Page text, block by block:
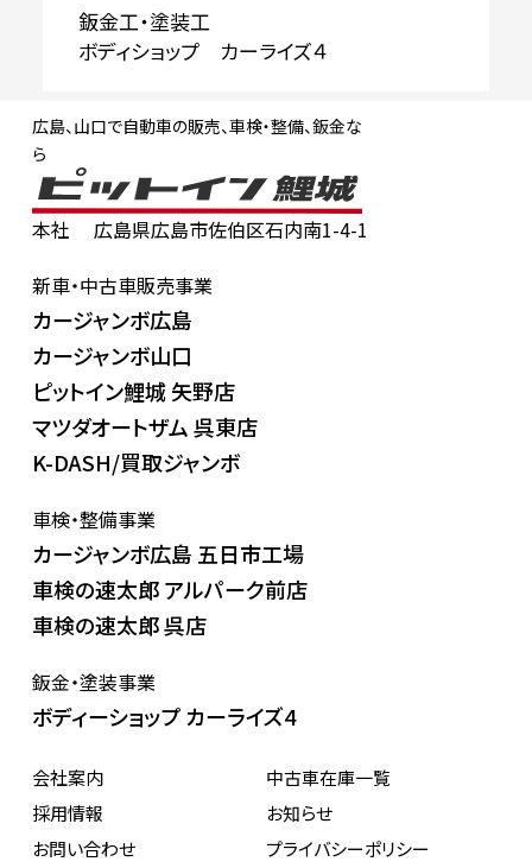
鈑金工・塗装工
ボディショップ カーライズ４
広島、山口で自動車の販売、車検・整備、鈑金な
ら
本社
広島県広島市佐伯区石内南1-4-1
新車・中古車販売事業
カージャンボ広島
カージャンボ山口
ピットイン鯉城 矢野店
マツダオートザム 呉東店
K-DASH/買取ジャンボ
車検・整備事業
カージャンボ広島 五日市工場
車検の速太郎 アルパーク前店
車検の速太郎 呉店
鈑金・塗装事業
ボディーショップ カーライズ4
会社案内
中古車在庫一覧
採用情報
お知らせ
お問い合わせ
プライバシーポリシー